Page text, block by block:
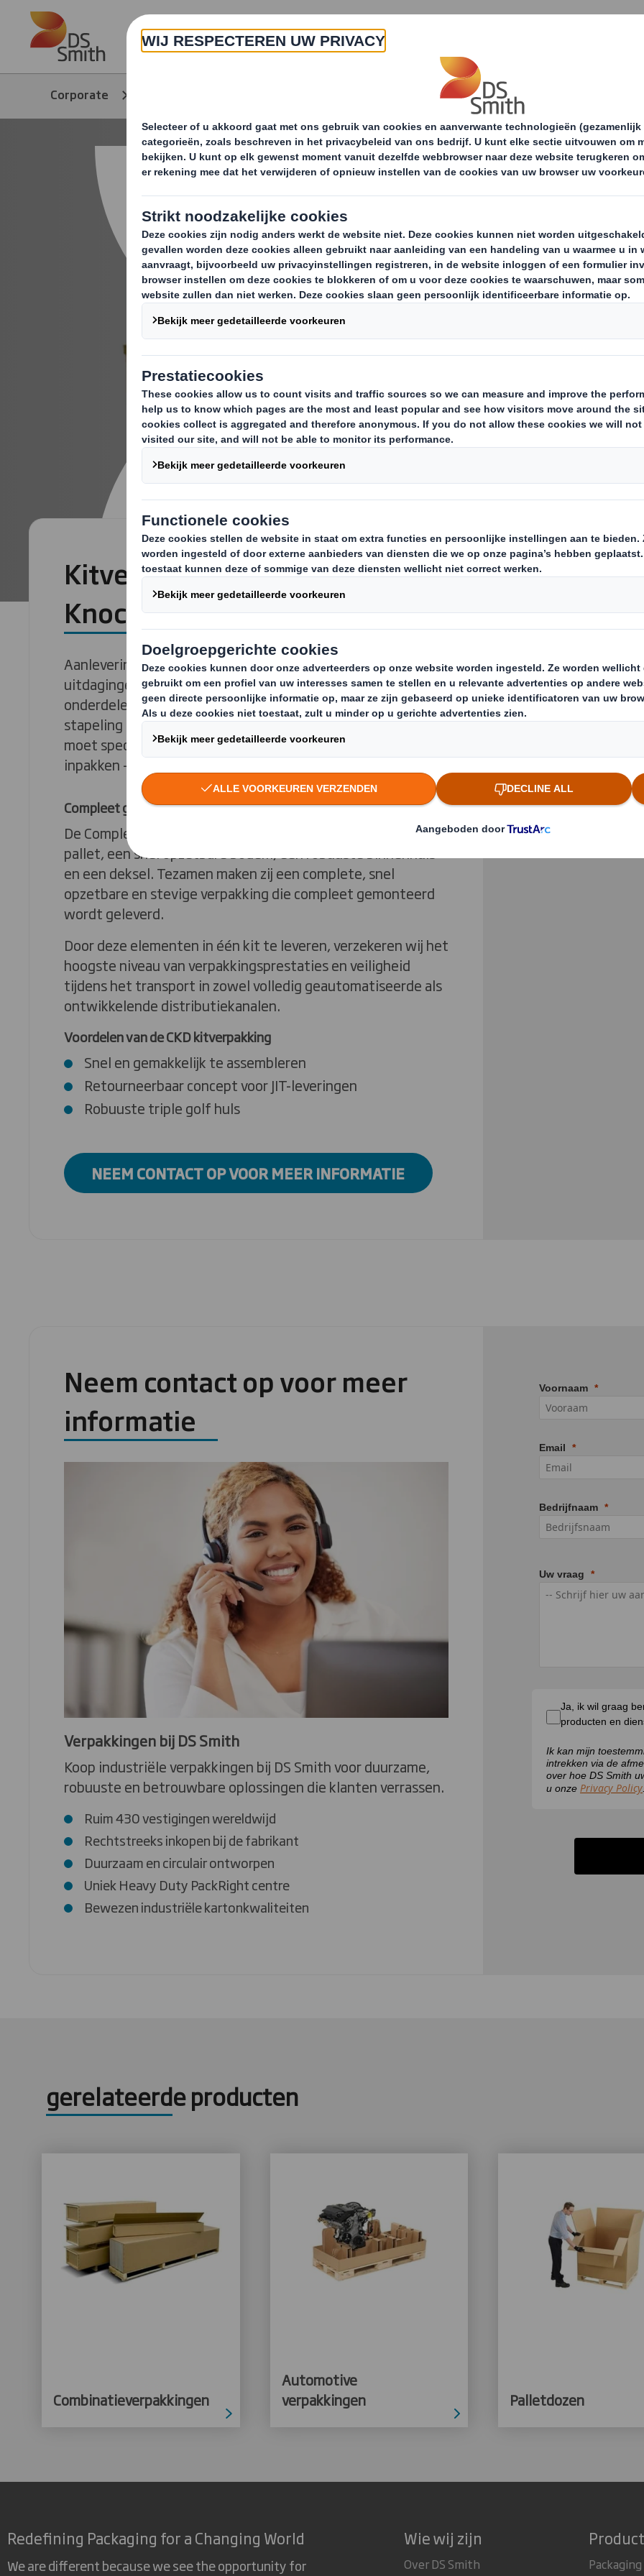
Skip to main content
Over ons Producten & Services
Corporate Industriële verpakkingen
Onze CKD
Down)
kostbare tijd
Kitverpakking - Complete
Knock Down voor automotive
Aanlevering aan automotive-assemblagelijnen kent zijn eigen
uitdagingen. Verpakkingen moeten zware en kwetsbare
onderdelen beschermen tijdens transport en tevens
stapeling mogelijk maken in distributiemagazijnen. Daarnaast
moet speciale aandacht besteed worden aan snel en efficiënt
inpakken - tegen optimale totale kosten.
Compleet gemonteerd
De Complete Knock Down kitverpakking bestaat uit een
pallet, een snel opzetbare bodem, een robuuste binnenhuls
en een deksel. Tezamen maken zij een complete, snel
opzetbare en stevige verpakking die compleet gemonteerd
wordt geleverd.
Door deze elementen in één kit te leveren, verzekeren wij het
hoogste niveau van verpakkingsprestaties en veiligheid
tijdens het transport in zowel volledig geautomatiseerde als
ontwikkelende distributiekanalen.
Voordelen van de CKD kitverpakking
Snel en gemakkelijk te assembleren
Retourneerbaar concept voor JIT-leveringen
Robuuste triple golf huls
NEEM CONTACT OP VOOR MEER INFORMATIE
Carousel. Use
Previous slide
Neem contact op voor meer
informatie
Verpakkingen bij DS Smith
Koop industriële verpakkingen bij DS Smith voor duurzame,
robuuste en betrouwbare oplossingen die klanten verrassen.
Ruim 430 vestigingen wereldwijd
Rechtstreeks inkopen bij de fabrikant
Duurzaam en circulair ontworpen
Uniek Heavy Duty PackRight centre
Bewezen industriële kartonkwaliteiten
Voornaam
Email
Bedrijfnaam
Uw vraag
Ja, ik wil graag
producten en
Ik kan mijn
intrekken via de
over hoe DS Smith
u onze Privacy Policy
gerelateerde producten
Combinatieverpakkingen
Automotive
verpakkingen
Palletdozen
Redefining Packaging for a Changing World
We are different because we see the opportunity for
Wie wij zijn
Over DS Smith